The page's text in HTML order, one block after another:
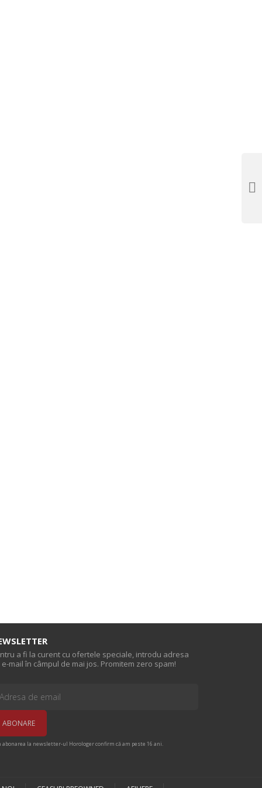
a fi la curent cu ofertele speciale, introdu adresa
mail în câmpul de mai jos. Promitem zero spam!
abonarea la newsletter-ul Horologer confirm că am peste 16 ani.